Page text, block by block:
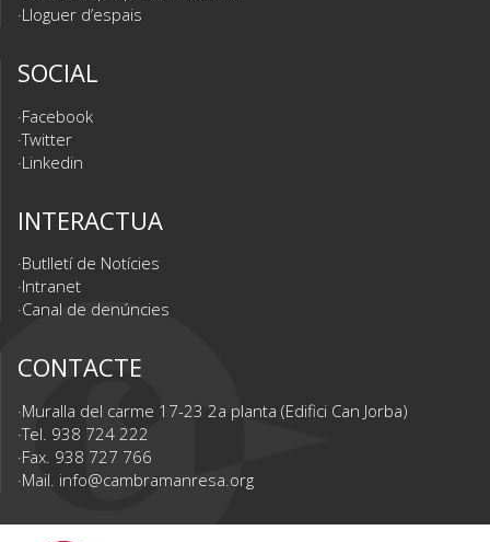
Lloguer d’espais
SOCIAL
Facebook
Twitter
Linkedin
INTERACTUA
Butlletí de Notícies
Intranet
Canal de denúncies
CONTACTE
Muralla del carme 17-23 2a planta (Edifici Can Jorba)
Tel. 938 724 222
Fax. 938 727 766
Mail. info@cambramanresa.org